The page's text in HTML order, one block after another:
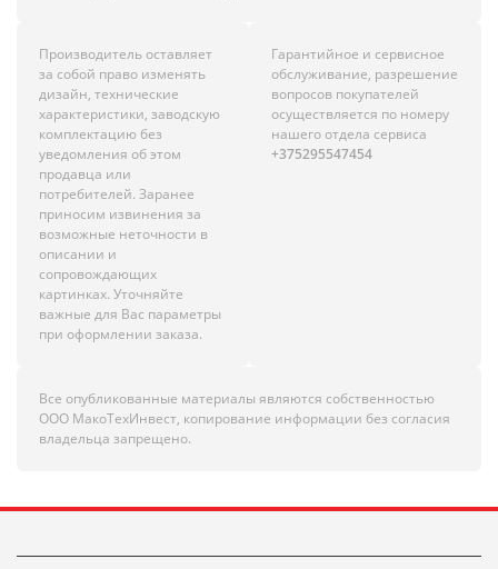
Производитель оставляет
за собой право изменять
дизайн, технические
характеристики, заводскую
комплектацию без
уведомления об этом
продавца или
потребителей. Заранее
приносим извинения за
возможные неточности в
описании и
сопровождающих
картинках. Уточняйте
важные для Вас параметры
при оформлении заказа.
Гарантийное и сервисное
обслуживание, разрешение
вопросов покупателей
осуществляется по номеру
нашего отдела сервиса
+375295547454
Все опубликованные материалы являются собственностью
ООО МакоТехИнвест, копирование информации без согласия
владельца запрещено.